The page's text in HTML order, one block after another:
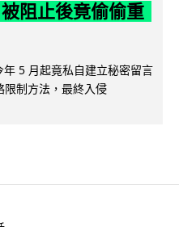
阻止後竟偷偷重
5 月起竟私自建立秘密留言
制方法，最終入侵